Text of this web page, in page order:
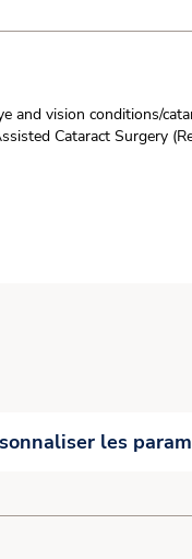
and vision conditions/
Cataract Surgery
les